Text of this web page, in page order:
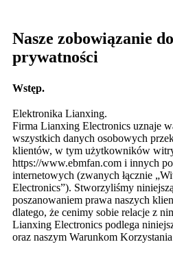
Nasze zobowiązanie
prywatności
Wstęp.
Elektronika Lianxing.
Firma Lianxing Electronics uznaje
wszystkich danych osobowych
klientów, w tym użytkowników
https://www.ebmfan.com i innych
internetowych (zwanych łącznie
Electronics”). Stworzyliśmy
poszanowaniem prawa naszych
dlatego, że cenimy sobie relacje z
Lianxing Electronics podlega
oraz naszym Warunkom